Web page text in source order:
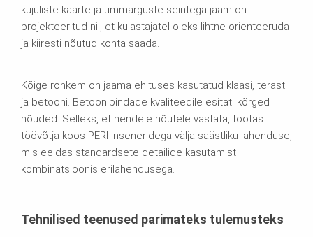
kujuliste kaarte ja ümmarguste seintega jaam on
projekteeritud nii, et külastajatel oleks lihtne orienteeruda
ja kiiresti nõutud kohta saada.
Kõige rohkem on jaama ehituses kasutatud klaasi, terast
ja betooni. Betoonipindade kvaliteedile esitati kõrged
nõuded. Selleks, et nendele nõutele vastata, töötas
töövõtja koos PERI inseneridega välja säästliku lahenduse,
mis eeldas standardsete detailide kasutamist
kombinatsioonis erilahendusega.
Tehnilised teenused parimateks tulemusteks